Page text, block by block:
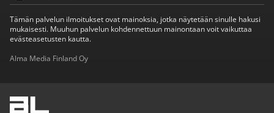
Tämän palvelun ilmoitukset ovat mainoksia, jotka näytetään sinulle hakusi
mukaisesti. Muuhun palvelun kohdennettuun mainontaan voit vaikuttaa
evästeasetusten kautta.
Alma Media Finland Oy